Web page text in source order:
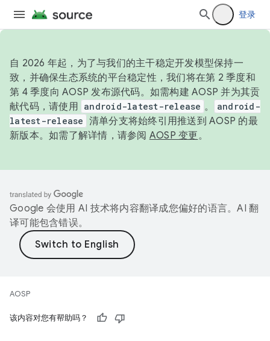
登录
自 2026 年起，为了与我们的主干稳定开发模型保持一
致，并确保生态系统的平台稳定性，我们将在第 2 季度和
第 4 季度向 AOSP 发布源代码。如需构建 AOSP 并为其贡
献代码，请使用 android-latest-release 。
android-
latest-release 清单分支将始终引用推送到 AOSP 的最
新版本。如需了解详情，请参阅 AOSP 变更。
Google 会使用 AI 技术将内容翻译成您偏好的语言。AI 翻
译可能包含错误。
AOSP
该内容对您有帮助吗？